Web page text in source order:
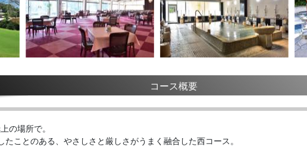
コース概要
の場所で。
ことのある、やさしさと厳しさがうまく融合した西コース。